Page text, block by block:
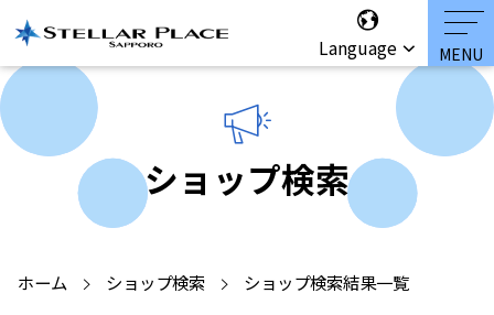
Language
ショップ検索
ホーム ショップ検索 ショップ検索結果一覧